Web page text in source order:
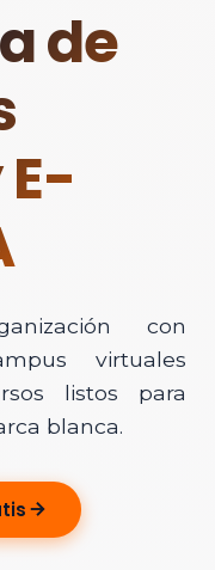
de
con
virtuales
listos para
blanca.